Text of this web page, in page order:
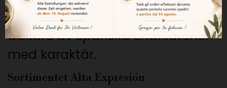
till en idealisk specialitet för
älskare av spanska charkuterier
med karaktär.
Sortimentet Alta Expresión